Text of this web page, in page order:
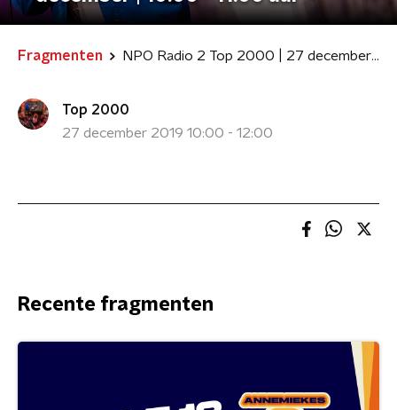
Fragmenten NPO Radio 2 Top 2000 | 27 december | 10:00 - 11:00 uur
Top 2000
27 december 2019 10:00 - 12:00
Recente fragmenten